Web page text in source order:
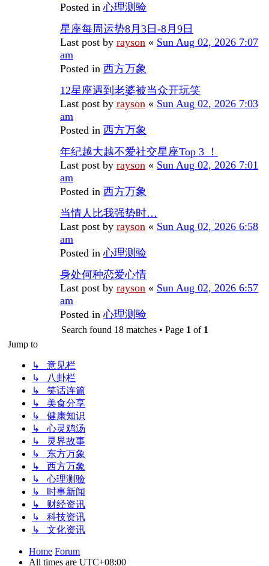
Posted in心理测验
星座每周运势8月3日-8月9日
Last post by rayson « Sun Aug 02, 2026 7:07
am
Posted in 西方万象
12星座遇到老婆被当众开玩笑
Last post by rayson « Sun Aug 02, 2026 7:03
am
Posted in 西方万象
年纪越大越不爱社交星座Top 3 ！
Last post by rayson « Sun Aug 02, 2026 7:01
am
Posted in 西方万象
当情人比我强势时…
Last post by rayson « Sun Aug 02, 2026 6:58
am
Posted in心理测验
身处何种恋爱心情
Last post by rayson « Sun Aug 02, 2026 6:57
am
Posted in心理测验
Search found 18 matches • Page 1 of 1
Jump to
↳ 意见栏
↳ 八卦栏
↳ 笑话连篇
↳ 美食分享
↳ 健康知识
↳ 心灵鸡汤
↳ 灵界故事
↳ 东方万象
↳ 西方万象
↳ 心理测验
↳ 时事新闻
↳ 财经资讯
↳ 科技资讯
↳ 文化资讯
Home Forum
All times are UTC+08:00